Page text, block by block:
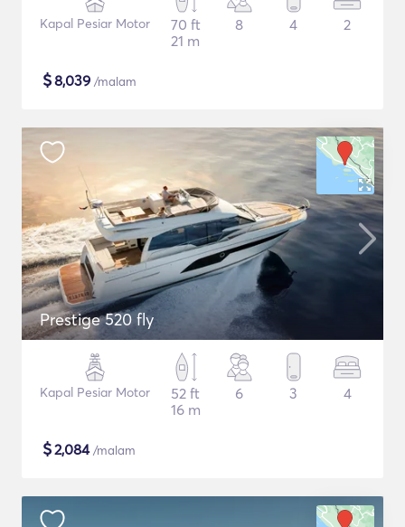
Kapal Pesiar Motor
70 ft
21 m
8 4 2
$8,039 /malam
Prestige 520 fly
Kapal Pesiar Motor
52 ft
16 m
6 3 4
$2,084/malam